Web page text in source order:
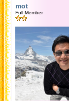
mot
Full Member